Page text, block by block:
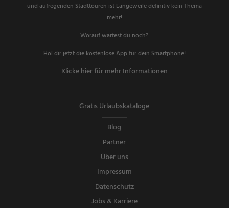
und aufregenden Stadttouren ist Langeweile definitiv kein Thema
mehr!
Worauf wartest du noch?
Hol dir jetzt die kostenlose App für dein Smartphone!
Klicke hier für mehr Informationen
Gratis Urlaubskataloge
Blog
Partner
Über uns
Impressum
Datenschutz
Jobs & Karriere